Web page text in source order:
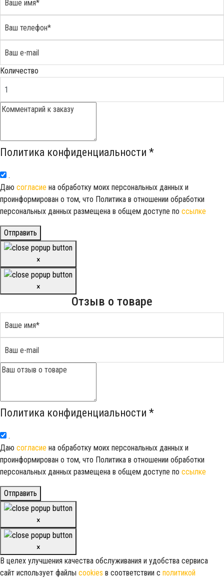
Количество
Политика конфиденциальности *
.
Даю согласие на обработку моих персональных данных и
проинформирован о том, что Политика в отношении обработки
персональных данных размещена в общем доступе по ссылке
Отправить
×
×
Отзыв о товаре
Политика конфиденциальности *
.
Даю согласие на обработку моих персональных данных и
проинформирован о том, что Политика в отношении обработки
персональных данных размещена в общем доступе по ссылке
Отправить
×
×
В целех улучшения качества обслуживания и удобства сервиса
сайт использует файлы cookies в соответствии с политикой